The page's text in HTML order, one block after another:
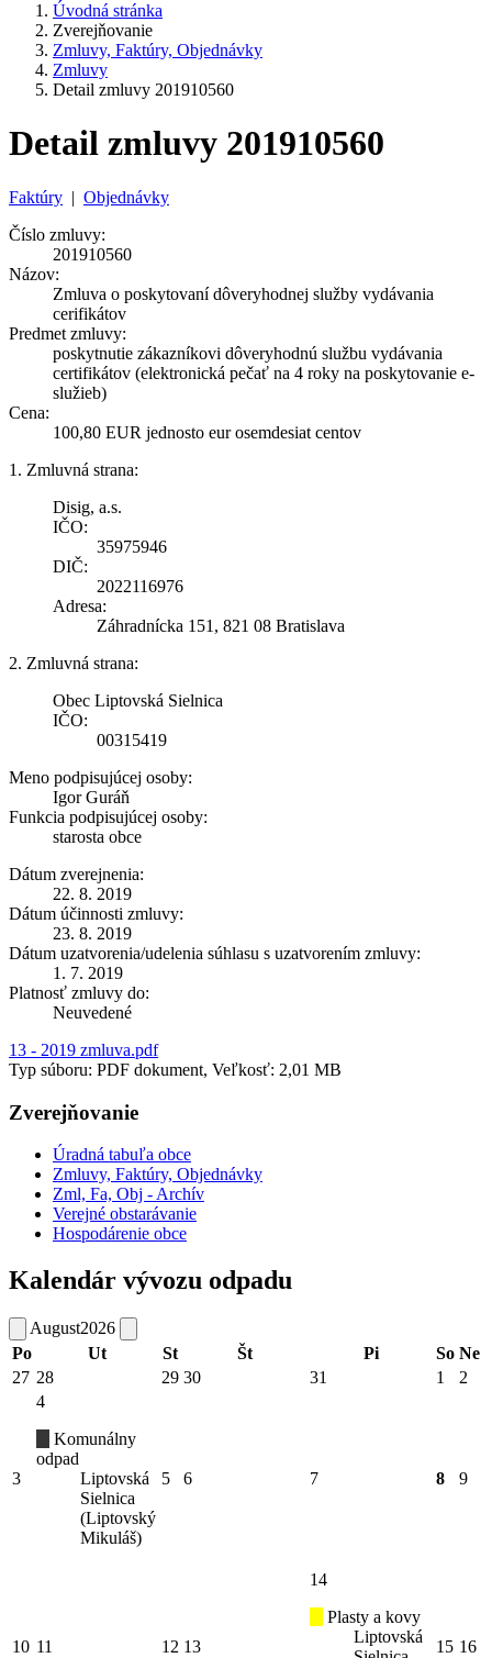
Úvodná stránka
Zverejňovanie
Zmluvy, Faktúry, Objednávky
Zmluvy
Detail zmluvy 201910560
Detail zmluvy 201910560
Faktúry | Objednávky
Číslo zmluvy:
201910560
Názov:
Zmluva o poskytovaní dôveryhodnej služby vydávania
cerifikátov
Predmet zmluvy:
poskytnutie zákazníkovi dôveryhodnú službu vydávania
certifikátov (elektronická pečať na 4 roky na poskytovanie e-
služieb)
Cena:
100,80 EUR jednosto eur osemdesiat centov
1. Zmluvná strana:
Disig, a.s.
IČO:
35975946
DIČ:
2022116976
Adresa:
Záhradnícka 151, 821 08 Bratislava
2. Zmluvná strana:
Obec Liptovská Sielnica
IČO:
00315419
Meno podpisujúcej osoby:
Igor Guráň
Funkcia podpisujúcej osoby:
starosta obce
Dátum zverejnenia:
22. 8. 2019
Dátum účinnosti zmluvy:
23. 8. 2019
Dátum uzatvorenia/udelenia súhlasu s uzatvorením zmluvy:
1. 7. 2019
Platnosť zmluvy do:
Neuvedené
13 - 2019 zmluva.pdf
Typ súboru: PDF dokument, Veľkosť: 2,01 MB
Zverejňovanie
Úradná tabuľa obce
Zmluvy, Faktúry, Objednávky
Zml, Fa, Obj - Archív
Verejné obstarávanie
Hospodárenie obce
Kalendár vývozu odpadu
August2026
Po
Ut St Št Pi So Ne
27 28 29 30 31 1 2
3
4
Komunálny
odpad
Liptovská
Sielnica
(Liptovský
Mikuláš)
5 6 7 8 9
10 11 12 13
14
Plasty a kovy
Liptovská
15 16